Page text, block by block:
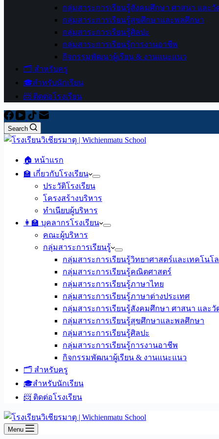
กลุ่มสาระการเรียนรู้สังคมศึกษา ศาสนา และ
กลุ่มสาระการเรียนรู้สุขศึกษาและพลศึกษา
กลุ่มสาระการเรียนรู้ศิลปะ
กลุ่มสาระการเรียนรู้การงานอาชีพ
กิจกรรมพัฒนาผู้เรียน & งานแนะแนว
🗂️ สำหรับครู
🎓สำหรับนักเรียน
📨 ติดต่อโรงเรียน
Search
🏠 หน้าแรก
🏫 เกี่ยวกับโรงเรียน
ประวัติโรงเรียน
โครงสร้างบริหาร
ทำเนียบผู้บริหาร
👩‍🏫 บุคลากรโรงเรียน
คณะผู้บริหาร
กลุ่มสาระการเรียนรู้
กลุ่มสาระการเรียนรู้วิทยาศาสตร์และเทคโนโ
กลุ่มสาระการเรียนรู้คณิตศาสตร์
กลุ่มสาระการเรียนรู้ภาษาไทย
กลุ่มสาระการเรียนรู้ภาษาต่างประเทศ
กลุ่มสาระการเรียนรู้สังคมศึกษา ศาสนา และ
กลุ่มสาระการเรียนรู้สุขศึกษาและพลศึกษา
กลุ่มสาระการเรียนรู้ศิลปะ
กลุ่มสาระการเรียนรู้การงานอาชีพ
กิจกรรมพัฒนาผู้เรียน & งานแนะแนว
🗂️ สำหรับครู
🎓สำหรับนักเรียน
📨 ติดต่อโรงเรียน
Menu